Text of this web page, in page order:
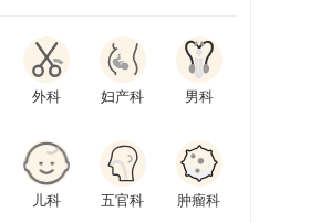
外科 妇产科 男科
儿科 五官科 肿瘤科